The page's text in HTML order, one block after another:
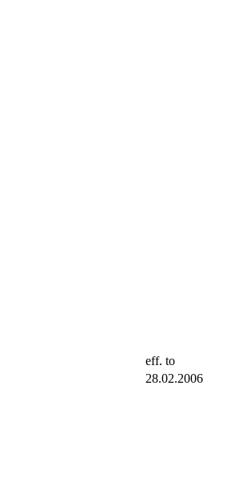
eff. to
28.02.2006